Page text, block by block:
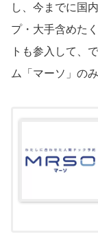
し、今までに国
プ・大手含めた
トも参入して、
ム「マーソ」の